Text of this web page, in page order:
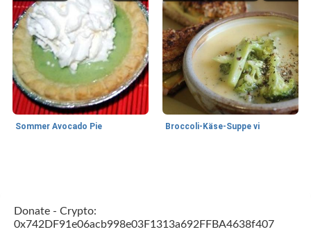
Sommer Avocado Pie Broccoli-Käse-Suppe vi
Donate - Crypto:
0x742DF91e06acb998e03F1313a692FFBA4638f407